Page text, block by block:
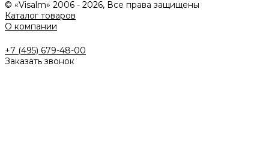
© «Visalm» 2006 - 2026, Все права защищены
Каталог товаров
О компании
+7 (495) 679-48-00
Заказать звонок